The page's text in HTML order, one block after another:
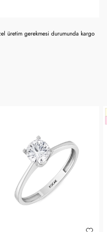
üretim gerekmesi durumunda kargo